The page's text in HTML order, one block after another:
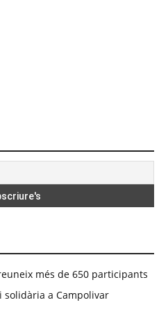
més de 650 participants
a Campolivar